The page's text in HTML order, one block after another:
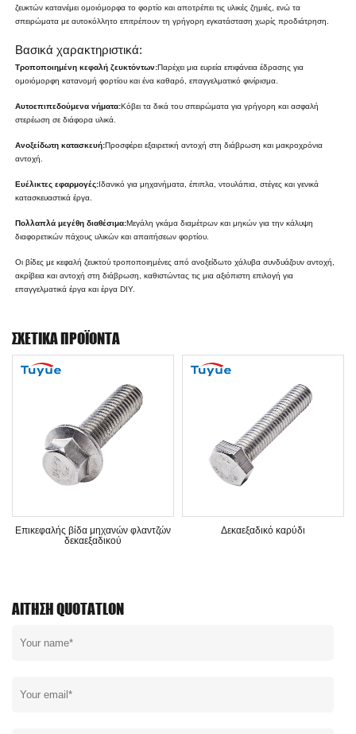
ζευκτών κατανέμει ομοιόμορφα το φορτίο και αποτρέπει τις υλικές ζημιές, ενώ τα
σπειρώματα με αυτοκόλλητο επιτρέπουν τη γρήγορη εγκατάσταση χωρίς προδιάτρηση.
Βασικά χαρακτηριστικά:
Τροποποιημένη κεφαλή ζευκτόντων:Παρέχει μια ευρεία επιφάνεια έδρασης για
ομοιόμορφη κατανομή φορτίου και ένα καθαρό, επαγγελματικό φινίρισμα.
Αυτοεπιπεδούμενα νήματα:Κόβει τα δικά του σπειρώματα για γρήγορη και ασφαλή
στερέωση σε διάφορα υλικά.
Ανοξείδωτη κατασκευή:Προσφέρει εξαιρετική αντοχή στη διάβρωση και μακροχρόνια
αντοχή.
Ευέλικτες εφαρμογές:Ιδανικό για μηχανήματα, έπιπλα, ντουλάπια, στέγες και γενικά
κατασκευαστικά έργα.
Πολλαπλά μεγέθη διαθέσιμα:Μεγάλη γκάμα διαμέτρων και μηκών για την κάλυψη
διαφορετικών πάχους υλικών και απαιτήσεων φορτίου.
Οι βίδες με κεφαλή ζευκτού τροποποιημένες από ανοξείδωτο χάλυβα συνδυάζουν αντοχή,
ακρίβεια και αντοχή στη διάβρωση, καθιστώντας τις μια αξιόπιστη επιλογή για
επαγγελματικά έργα και έργα DIY.
ΣΧΕΤΙΚΆ ΠΡΟΪΌΝΤΑ
Επικεφαλής βίδα μηχανών φλαντζών
δεκαεξαδικού
Δεκαεξαδικό καρύδι
ΑΊΤΗΣΗ QUOTATLON